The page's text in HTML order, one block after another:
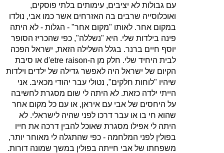
עם גבולות לא יציבים, עימותים בלתי פוסקים,
ואוכלוסייה שרבים בה האזרחים אשר כמו אבי, נולדו
במקום אחר. לאותו "מקום אחר" ‑ הגלות ‑ לא היתה
פינה בילדות שלי. היא "נשללה", כפי שהכריז הסופר
יוסף חיים ברנר. בגלל השלילה הזאת, ישראל הפכה
לבית היחיד שלי. חלק מן ה‑raison
d'etre או סיבת
הקיום של ישראל היה לאפשר גדילה של ילדים וילדות
שיהיו "לוחות חלקים", נטולי עבר יהודי מכאיב. אני
הייתי ילדה כזאת. לא היתה לי שום מסגרת לחשיבה
על היחסים של אבי עם איראן, או עם כל מקום אחר
שהוא חי בו או עבר דרכו לפני שהיה לישראלי. לא
היתה לי אפילו מסגרת שאוכל להבין דרכה את חייו
בפולין לפני המלחמה ‑ כפי שהתגלה לי מאוחר יותר,
משפחתו של אבי חייתה בפולין במשך שמונה דורות.